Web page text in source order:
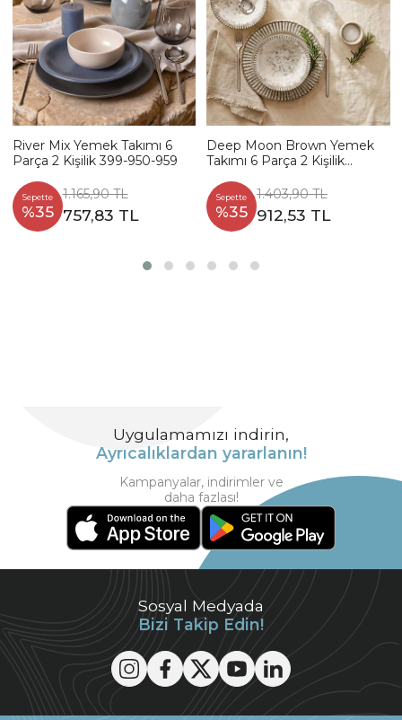
River Mix Yemek Takımı 6
Parça 2 Kişilik 399-950-959
Sepette
%35
1.165,90 TL
757,83 TL
Deep Moon Brown Yemek
Takımı 6 Parça 2 Kişilik
Sepette
%35
1.403,90 TL
912,53 TL
Sosyal Medyada
Bizi Takip Edin!
Uygulamamızı indirin,
Ayrıcalıklardan yararlanın!
Kampanyalar, indirimler ve
daha fazlası!